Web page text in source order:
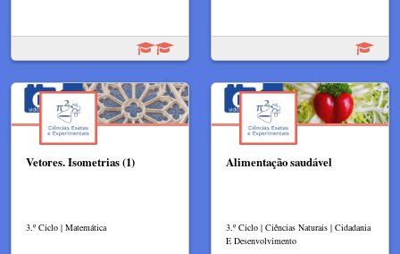
Vetores. Isometrias (1)
3.º Ciclo | Matemática
Alimentação saudável
3.º Ciclo | Ciências Naturais | Cidadania
E Desenvolvimento